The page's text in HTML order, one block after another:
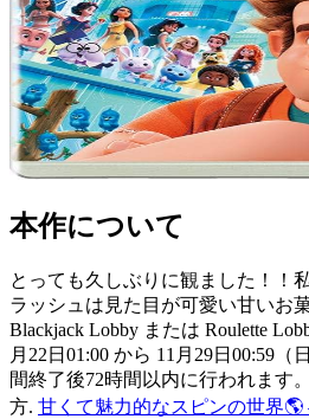
本作について
とっても久しぶりに観ました！！
ラッシュは見た目が可愛い甘いお
Blackjack Lobby または Roulette
月22日01:00 から 11月29日00:59
間終了後72時間以内に行われます
方. 甘くて魅力的なスピンの世界🌎